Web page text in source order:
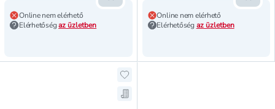
Online nem elérhető
Elérhetőségaz üzletben
Online nem elérhető
Elérhetőség az üzletben
Hozzáadás a kedvencekhez,
Mentés a bevásárló listára,